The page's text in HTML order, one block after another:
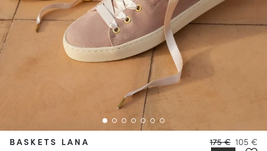
BASKETS LANA 175 € 105 €